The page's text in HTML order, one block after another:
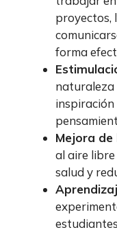
proyectos,
forma
naturaleza
Mejora
al aire
salud y